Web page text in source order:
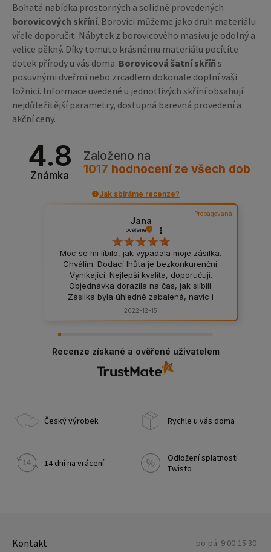
Bohatá nabídka prostorných a solidně provedených
borovicových skříní. Borovici můžeme jako druh materiálu
vřele doporučit. Nábytek z borovicového masivu je odolný a
velice pěkný. Díky tomuto krásnému materiálu pocítíte
dotek přírody u vás doma. Borovicová šatní skříň s
posuvnými dveřmi nebo zrcadlem dokonale doplní vaši
ložnici. Informace uvedené u jednotlivých skříní obsahují
nejdůležitější parametry, dostupná barevná provedení a
akční ceny.
4.8
Známka
Založeno na
1017 hodnocení ze všech dob
Jak sbíráme recenze?
Propagovaná
Jana
ověřené
Moc se mi líbilo, jak vypadala moje zásilka.
Chválím. Dodací lhůta je bezkonkurenční.
Vynikající. Nejlepší kvalita, doporučuji.
Objednávka dorazila na čas, jak slíbili.
Zásilka byla úhledně zabalená, navíc i
bezpečně zajištěná. Pravidelně u nich rád
nakupuji, skvělý obchod. Pro vyřešení
2022-12-15
Recenze získané a ověřené uživatelem
Český výrobek Rychle u vás doma
14 dní na vrácení
Odložení splatnosti
Twisto
Kontakt po-pá: 9:00-15:30